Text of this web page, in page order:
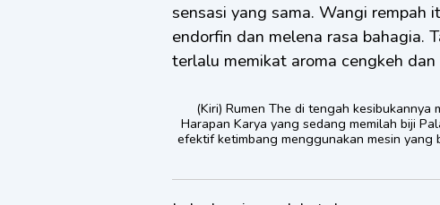
sensasi yang sama. Wangi rempah
endorfin dan melena rasa bahagia.
terlalu memikat aroma cengkeh
(Kiri) Rumen The di tengah
Harapan Karya yang sedang memilah biji
efektif ketimbang menggunakan mesin yang